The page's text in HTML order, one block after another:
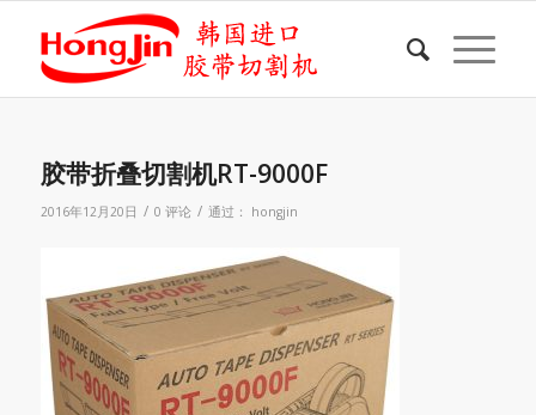
胶带折叠切割机RT-9000F
2016年12月20日 / 0 评论 / 通过： hongjin